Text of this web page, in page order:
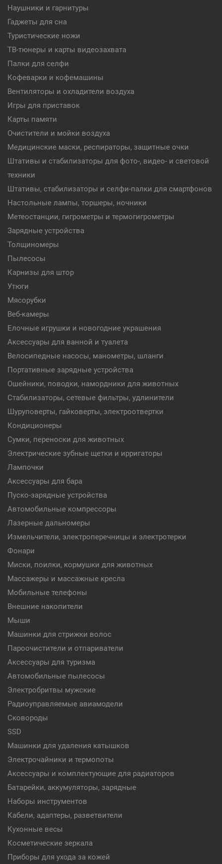
Наушники и гарнитуры
Гаджеты для сна
Туристические ножи
ТВ-тюнеры и карты видеозахвата
Палки для селфи
Кофеварки и кофемашины
Вентиляторы и охладители воздуха
Игры для приставок
Карты памяти
Очистители и мойки воздуха
Медицинские маски, респираторы, защитные очки
Штативы и стабилизаторы для фото-, видео- и световой
техники
Штативы, стабилизаторы и селфи-палки для смартфонов
Настольные лампы, торшеры, ночники
Метеостанции, гигрометры и термогигрометры
Зарядные устройства
Толщиномеры
Пылесосы
Карнизы для штор
Утюги
Мясорубки
Веб-камеры
Елочные игрушки и новогодние украшения
Аксессуары для ванной и туалета
Велосипедные насосы, манометры, шланги
Портативные зарядные устройства
Ошейники, поводки, намордники для животных
Стабилизаторы, сетевые фильтры, удлинители
Шуруповерты, гайковерты, электроотвертки
Кондиционеры
Сумки, переноски для животных
Электрические зубные щетки и ирригаторы
Лампочки
Аксессуары для бара
Пуско-зарядные устройства
Автомобильные компрессоры
Лазерные дальномеры
Измельчители, электроперечницы и электротерки
Фонари
Миски, поилки, кормушки для животных
Массажеры и массажные кресла
Мобильные телефоны
Внешние накопители
Мыши
Машинки для стрижки волос
Пароочистители и отпариватели
Аксессуары для туризма
Автомобильные пылесосы
Электробритвы мужские
Радиоуправляемые авиамодели
Сковороды
SSD
Машинки для удаления катышков
Электрочайники и термопоты
Аксессуары и комплектующие для радиаторов
Батарейки, аккумуляторы, зарядные
Наборы инструментов
Кабели, адаптеры, разветвители
Кухонные весы
Косметические зеркала
Приборы для ухода за кожей